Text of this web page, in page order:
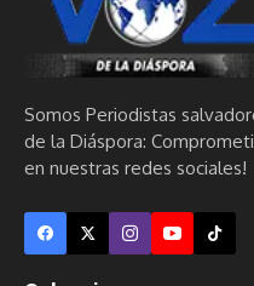
Somos Periodistas
de la Diáspora:
en nuestras redes sociales!